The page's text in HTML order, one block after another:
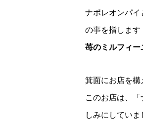
ナポレオンパイ
の事を指します
苺のミルフィー
箕面にお店を構
このお店は、
しみにしていま